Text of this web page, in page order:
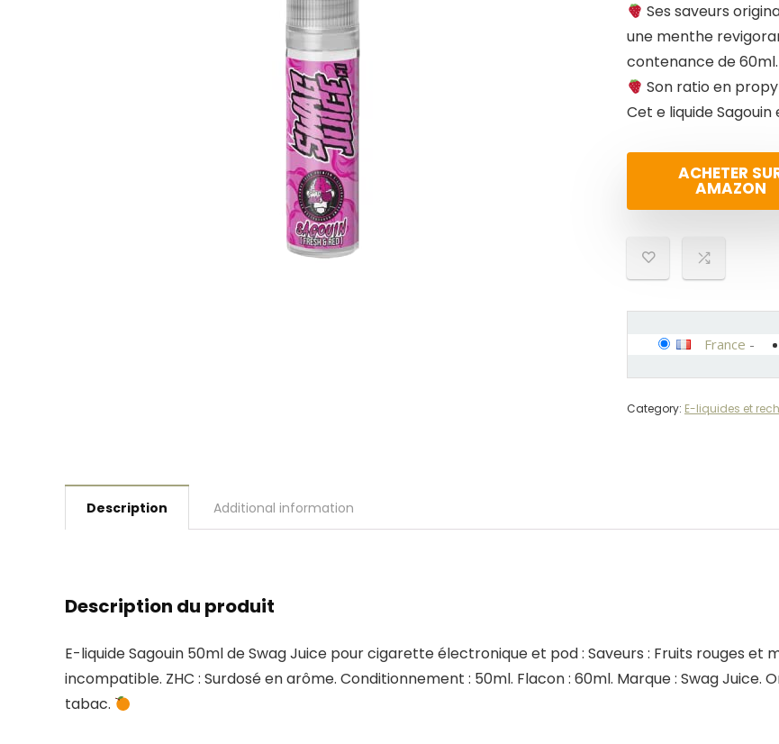
Ses saveurs
une menthe
contenance de 60ml.
Son ratio en
Cet e liquide
ACHETER
AMAZON
France -
Category: E-liquides et
Description Additional information
Description du produit
E-liquide Sagouin 50ml de Swag Juice pour cigarette électronique et pod : Saveurs : Fruits rouges et
incompatible. ZHC : Surdosé en arôme. Conditionnement : 50ml. Flacon : 60ml. Marque : Swag Juice.
tabac.